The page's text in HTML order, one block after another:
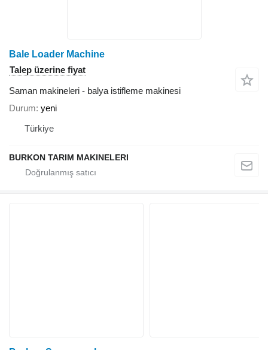
Bale Loader Machine
Talep üzerine fiyat
Saman makineleri - balya istifleme makinesi
Durum yeni
Türkiye
BURKON TARIM MAKINELERI